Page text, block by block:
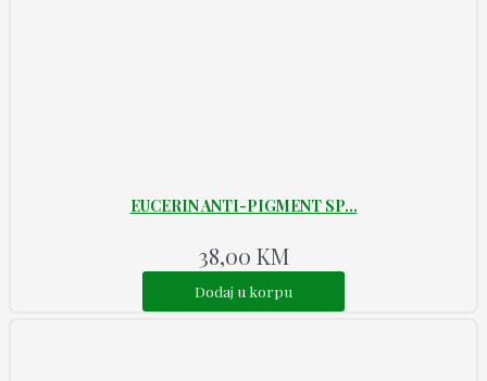
EUCERIN ANTI-PIGMENT SP...
38,00 KM
Dodaj u korpu